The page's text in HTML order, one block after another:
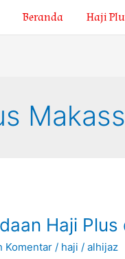
Beranda Haji
Haji Plus
Komentar / haji /alhijaz